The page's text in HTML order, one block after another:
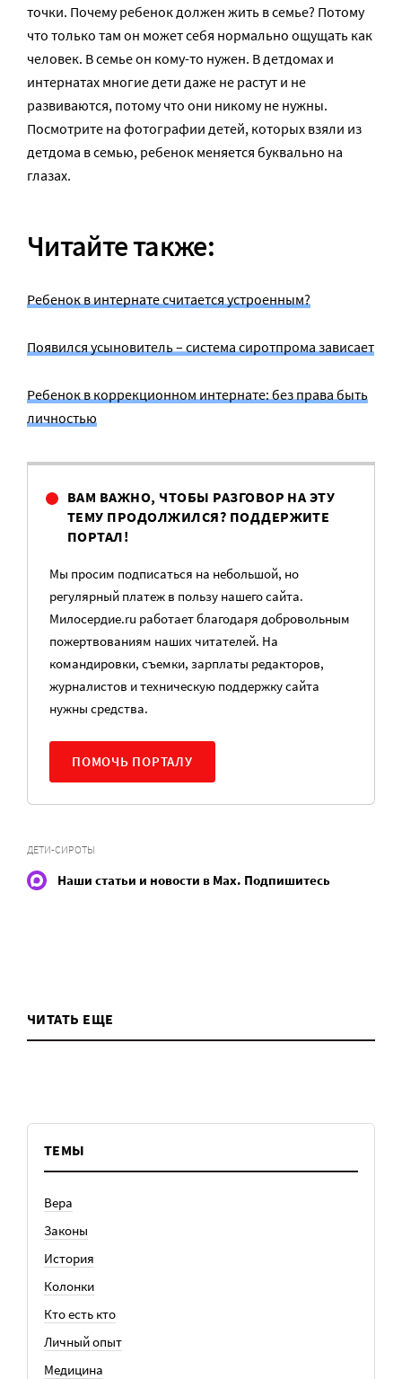
точки. Почему ребенок должен жить в семье? Потому
что только там он может себя нормально ощущать как
человек. В семье он кому-то нужен. В детдомах и
интернатах многие дети даже не растут и не
развиваются, потому что они никому не нужны.
Посмотрите на фотографии детей, которых взяли из
детдома в семью, ребенок меняется буквально на
глазах.
Читайте также:
Ребенок в интернате считается устроенным?
Появился усыновитель – система сиротпрома зависает
Ребенок в коррекционном интернате: без права быть
личностью
ВАМ ВАЖНО, ЧТОБЫ РАЗГОВОР НА ЭТУ
ТЕМУ ПРОДОЛЖИЛСЯ? ПОДДЕРЖИТЕ
ПОРТАЛ!
Мы просим подписаться на небольшой, но
регулярный платеж в пользу нашего сайта.
Милосердие.ru работает благодаря добровольным
пожертвованиям наших читателей. На
командировки, съемки, зарплаты редакторов,
журналистов и техническую поддержку сайта
нужны средства.
ПОМОЧЬ ПОРТАЛУ
ДЕТИ-СИРОТЫ
Наши статьи и новости в Max. Подпишитесь
ЧИТАТЬ ЕЩЕ
ТЕМЫ
Вера
Законы
История
Колонки
Кто есть кто
Личный опыт
Медицина